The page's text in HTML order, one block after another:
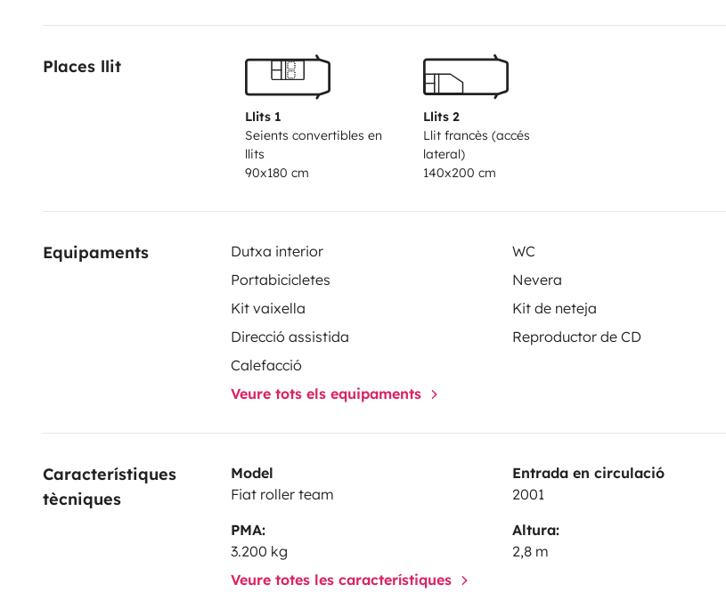
Places llit
Llits 1
Seients convertibles en
llits
90x180 cm
Llits 2
Llit francès (accés
lateral)
140x200 cm
Equipaments Dutxa interior
WC
Portabicicletes
Nevera
Kit vaixella
Kit de neteja
Direcció assistida
Reproductor de CD
Calefacció
Veure tots els equipaments
Característiques
tècniques
Model
Fiat roller team
Entrada en circulació
2001
PMA:
3.200 kg
Altura:
2,8 m
Veure totes les característiques